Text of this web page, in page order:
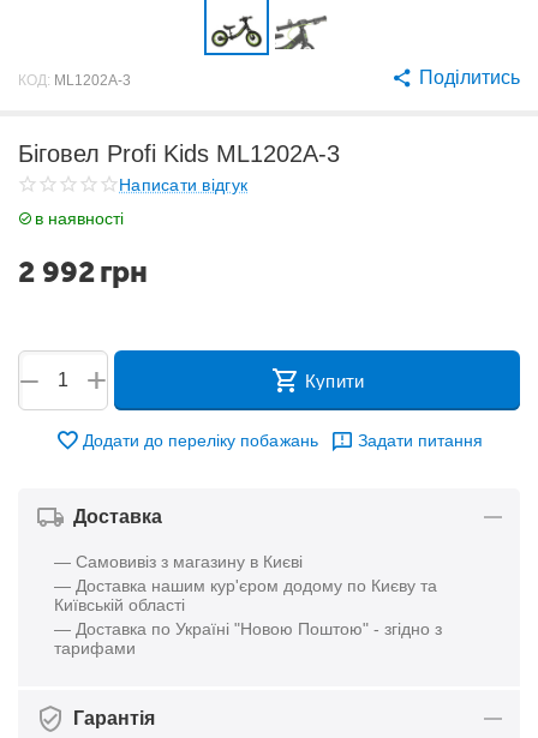
КОД: ML1202A-3 Поділитись
Біговел Profi Kids ML1202A-3
Написати відгук
в наявності
2 992грн
+
− Купити
Додати до переліку побажань Задати питання
Доставка
— Самовивіз з магазину в Києві
— Доставка нашим кур'єром додому по Києву та
Київській області
— Доставка по Україні "Новою Поштою" - згідно з
тарифами
Гарантія